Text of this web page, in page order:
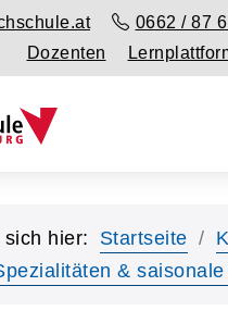
0662 / 87
Dozenten
hier: Startseite
&